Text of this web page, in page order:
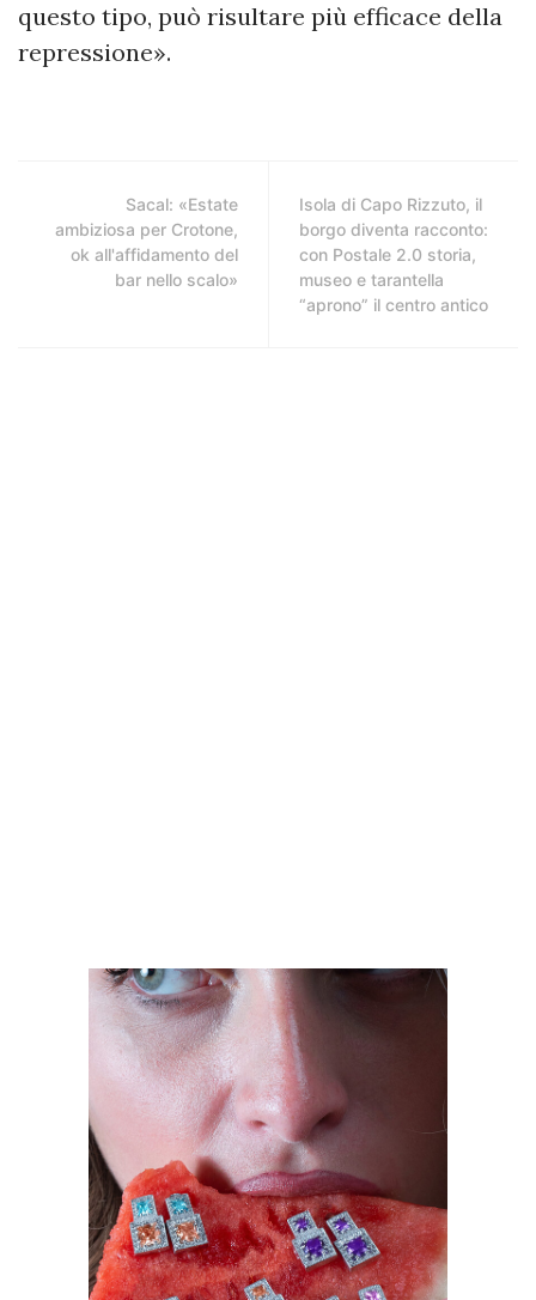
questo tipo, può risultare più efficace della
repressione».
Sacal: «Estate
ambiziosa per Crotone,
ok all'affidamento del
bar nello scalo»
Isola di Capo Rizzuto, il
borgo diventa racconto:
con Postale 2.0 storia,
museo e tarantella
“aprono” il centro antico